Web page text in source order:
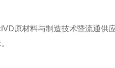
IVD原材料与制造技术暨流通供